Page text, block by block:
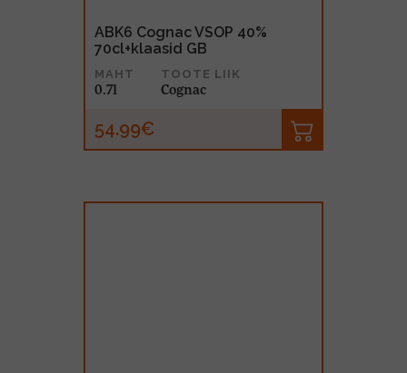
ABK6 Cognac VSOP 40%
70cl+klaasid GB
MAHT
0.7l
TOOTE LIIK
Cognac
54.99€